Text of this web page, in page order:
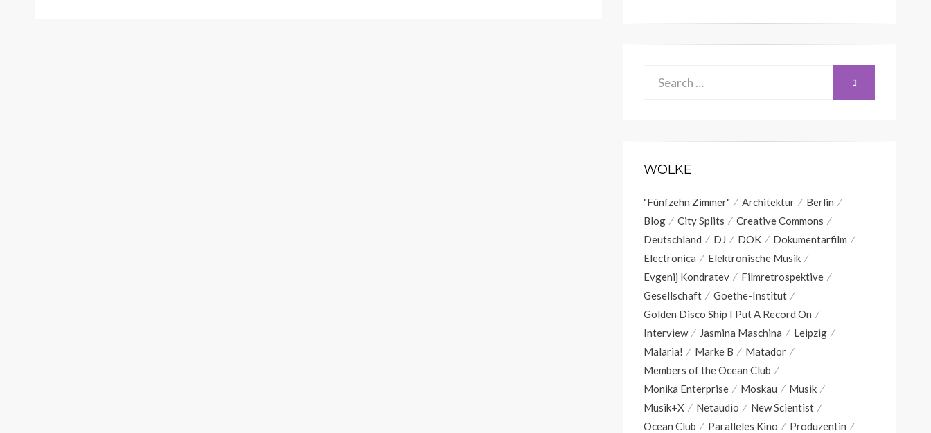
SEARCH
WOLKE
"Fünfzehn Zimmer" Architektur
Berlin
Blog
City Splits
Creative Commons
Deutschland
DJ DOK
Dokumentarfilm
Electronica
Elektronische Musik
Evgenij Kondratev
Filmretrospektive
Gesellschaft
Goethe-Institut
Golden Disco Ship I Put A Record On
Interview
Jasmina Maschina
Leipzig
Malaria!
Marke B
Matador
Members of the Ocean Club
Monika Enterprise
Moskau
Musik
Musik+X
Netaudio
New Scientist
Ocean Club
Paralleles Kino
Produzentin